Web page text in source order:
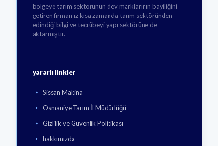
bölgeye tarım sektörünün dev marklarının bayiliğini
getiren firmamız kısa zamanda tarım sektöründen
edindiği bilgi ve tecrübeyi yapı sektörüne de
aktarmıştır.
yararlı linkler
Sissan Makina
Osmaniye Tarım İl Müdürlüğü
Gizlilik ve Güvenlik Politikası
hakkımızda